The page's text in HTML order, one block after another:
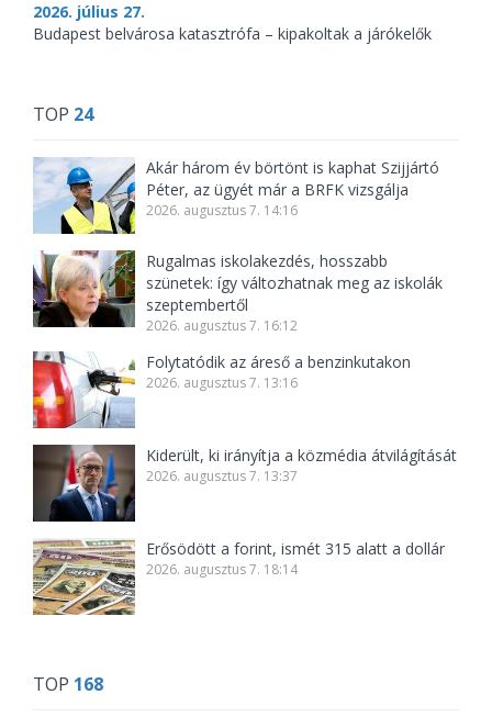
2026. július 27.
Budapest belvárosa katasztrófa – kipakoltak a járókelők
TOP 24
Akár három év börtönt is kaphat Szijjártó
Péter, az ügyét már a BRFK vizsgálja
2026. augusztus 7. 14:16
Rugalmas iskolakezdés, hosszabb
szünetek: így változhatnak meg az iskolák
szeptembertől
2026. augusztus 7. 16:12
Folytatódik az áreső a benzinkutakon
2026. augusztus 7. 13:16
Kiderült, ki irányítja a közmédia átvilágítását
2026. augusztus 7. 13:37
Erősödött a forint, ismét 315 alatt a dollár
2026. augusztus 7. 18:14
TOP 168